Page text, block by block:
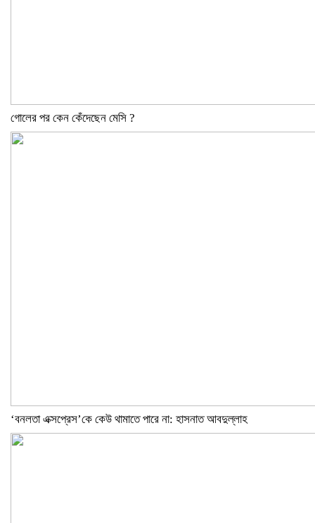
গোলের পর কেন কেঁদেছেন মেসি ?
‘বনলতা এক্সপ্রেস’কে কেউ থামাতে পারে না: হাসনাত আবদুল্লাহ